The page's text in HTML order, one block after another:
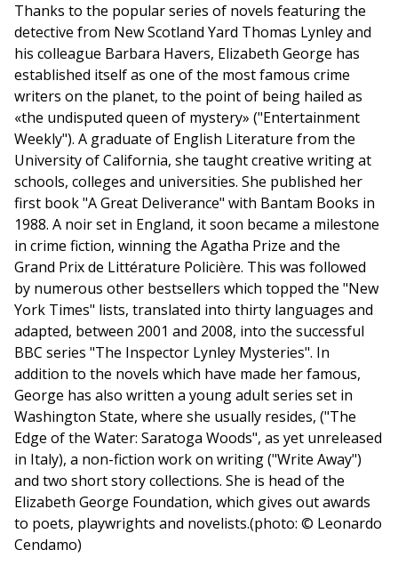
Thanks to the popular series of novels featuring the
detective from New Scotland Yard Thomas Lynley and
his colleague Barbara Havers, Elizabeth George has
established itself as one of the most famous crime
writers on the planet, to the point of being hailed as
«the undisputed queen of mystery» ("Entertainment
Weekly"). A graduate of English Literature from the
University of California, she taught creative writing at
schools, colleges and universities. She published her
first book "A Great Deliverance" with Bantam Books in
1988. A noir set in England, it soon became a milestone
in crime fiction, winning the Agatha Prize and the
Grand Prix de Littérature Policière. This was followed
by numerous other bestsellers which topped the "New
York Times" lists, translated into thirty languages and
adapted, between 2001 and 2008, into the successful
BBC series "The Inspector Lynley Mysteries". In
addition to the novels which have made her famous,
George has also written a young adult series set in
Washington State, where she usually resides, ("The
Edge of the Water: Saratoga Woods", as yet unreleased
in Italy), a non-fiction work on writing ("Write Away")
and two short story collections. She is head of the
Elizabeth George Foundation, which gives out awards
to poets, playwrights and novelists.(photo: © Leonardo
Cendamo)